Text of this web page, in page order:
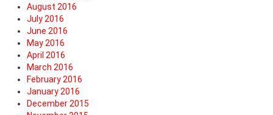
August 2016
July 2016
June 2016
May 2016
April 2016
March 2016
February 2016
January 2016
December 2015